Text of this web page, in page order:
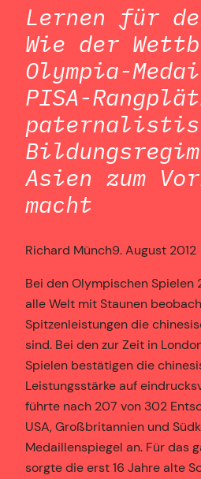
Lernen für
Wie der
Olympia-
PISA-
Asien zum
macht
Richard Münch9. August 2012
Bei den Olympischen Spielen
alle Welt mit Staunen
Spitzenleistungen die
sind. Bei den zur Zeit in
Spielen bestätigen die
Leistungsstärke auf
führte nach 207 von 302
USA, Großbritannien und
Medaillenspiegel an. Für das
sorgte die erst 16 Jahre alte